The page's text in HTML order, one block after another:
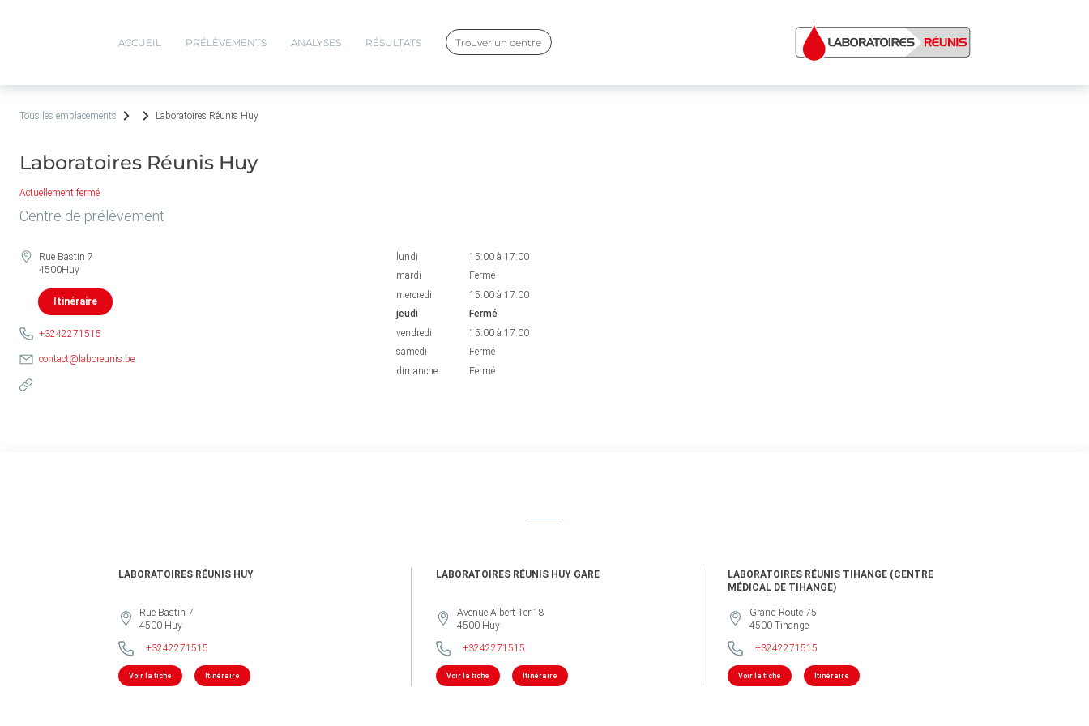
ACCUEIL PRÉLÈVEMENTS ANALYSES RÉSULTATS Trouver un centre
Tous les emplacements Laboratoires Réunis Huy
Laboratoires Réunis Huy
Actuellement fermé
Centre de prélèvement
Rue Bastin 7
4500Huy
Itinéraire
+3242271515
contact@laboreunis.be
lundi 15:00 à17:00
mardi
Fermé
mercredi
15:00 à17:00
jeudi
Fermé
vendredi
15:00 à17:00
samedi
Fermé
dimanche
Fermé
LABORATOIRES RÉUNIS HUY
Rue Bastin 7
4500 Huy
+3242271515
Voir la fiche Itinéraire
LABORATOIRES RÉUNIS HUY GARE
Avenue Albert 1er 18
4500 Huy
+3242271515
Voir la fiche Itinéraire
LABORATOIRES RÉUNIS TIHANGE (CENTRE
MÉDICAL DE TIHANGE)
Grand Route 75
4500 Tihange
+3242271515
Voir la fiche Itinéraire